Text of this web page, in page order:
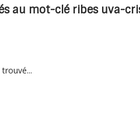
au mot-clé ribes uva-